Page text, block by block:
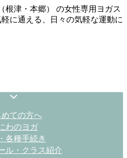
根津・本郷） の女性専用ヨガス
に通える、日々の気軽な運動に
ての方へ
わのヨガ
各種手続き
ル・クラス紹介